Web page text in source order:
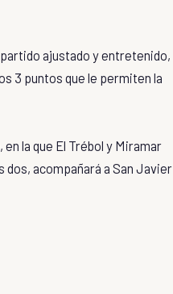
ajustado y entretenido,
3 puntos que le permiten la
la que El Trébol y Miramar
dos, acompañará a San Javier